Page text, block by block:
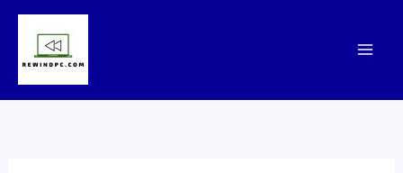
Skip
content